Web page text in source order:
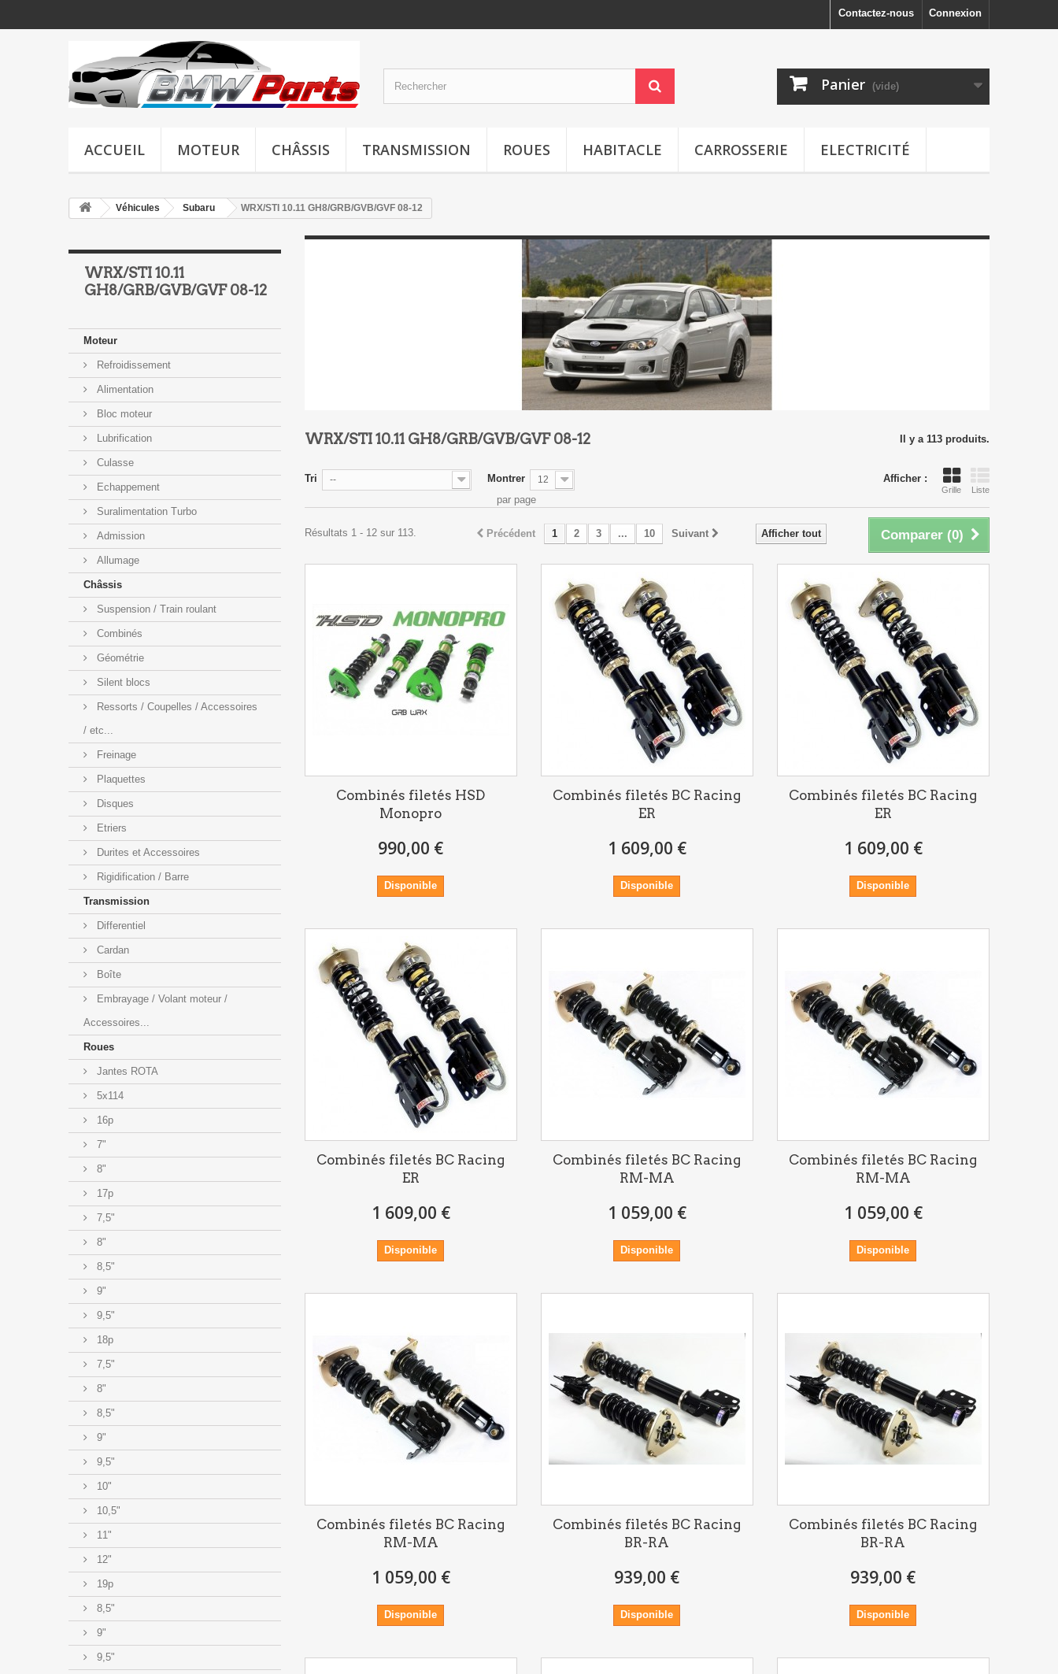
Connexion
Contactez-nous
Panier (vide)
ACCUEIL MOTEUR CHÂSSIS TRANSMISSION ROUES HABITACLE CARROSSERIE ELECTRICITÉ
Véhicules Subaru WRX/STI 10.11 GH8/GRB/GVB/GVF 08-12
WRX/STI 10.11
GH8/GRB/GVB/GVF 08-12
Moteur
Refroidissement
Alimentation
Bloc moteur
Lubrification
Culasse
Echappement
Suralimentation Turbo
Admission
Allumage
Châssis
Suspension / Train roulant
Combinés
Géométrie
Silent blocs
Ressorts / Coupelles / Accessoires
/ etc...
Freinage
Plaquettes
Disques
Etriers
Durites et Accessoires
Rigidification / Barre
Transmission
Differentiel
Cardan
Boîte
Embrayage / Volant moteur /
Accessoires...
Roues
Jantes ROTA
5x114
16p
7"
8"
17p
7,5"
8"
8,5"
9"
9,5"
18p
7,5"
8"
8,5"
9"
9,5"
10"
10,5"
11"
12"
19p
8,5"
9"
9,5"
WRX/STI 10.11 GH8/GRB/GVB/GVF 08-12 Il y a 113 produits.
Afficher :
Grille Liste
Tri -- Montrer 12
par page
Comparer (0)
Afficher tout
Précédent 1 2 3 ... 10 Suivant
Résultats 1 - 12 sur 113.
Combinés filetés HSD
Monopro
990,00 €
Disponible
Combinés filetés BC Racing
ER
1 609,00 €
Disponible
Combinés filetés BC Racing
ER
1 609,00 €
Disponible
Combinés filetés BC Racing
ER
1 609,00 €
Disponible
Combinés filetés BC Racing
RM-MA
1 059,00 €
Disponible
Combinés filetés BC Racing
RM-MA
1 059,00 €
Disponible
Combinés filetés BC Racing
RM-MA
1 059,00 €
Disponible
Combinés filetés BC Racing
BR-RA
939,00 €
Disponible
Combinés filetés BC Racing
BR-RA
939,00 €
Disponible